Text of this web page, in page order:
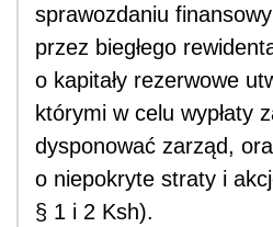
sprawozdaniu
przez biegłego
o kapitały rezerwowe
którymi w celu wypłaty
dysponować zarząd,
o niepokryte straty i
§ 1 i 2 Ksh).